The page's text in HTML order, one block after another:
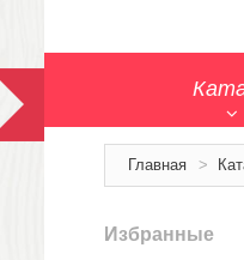
Главная >
Избранные